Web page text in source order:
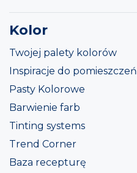
Kolor
Twojej palety kolorów
Inspiracje do pomieszczeń
Pasty Kolorowe
Barwienie farb
Tinting systems
Trend Corner
Baza recepturę